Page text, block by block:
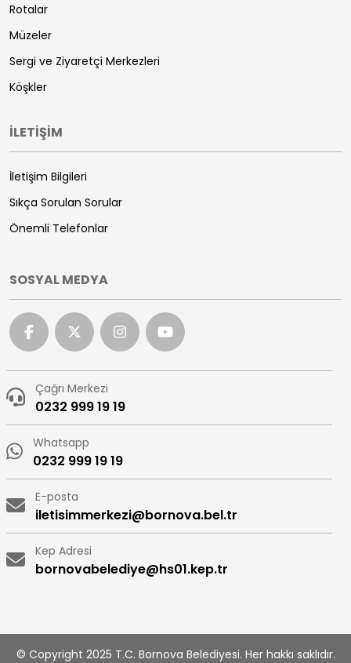
Rotalar
Müzeler
Sergi ve Ziyaretçi Merkezleri
Köşkler
İLETİŞİM
İletişim Bilgileri
Sıkça Sorulan Sorular
Önemli Telefonlar
SOSYAL MEDYA
Çağrı Merkezi
0232 999 19 19
Whatsapp
0232 999 19 19
E-posta
iletisimmerkezi@bornova.bel.tr
Kep Adresi
bornovabelediye@hs01.kep.tr
© Copyright 2025 T.C. Bornova Belediyesi. Her hakkı saklıdır.